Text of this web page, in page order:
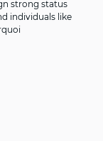
strong status
individuals like